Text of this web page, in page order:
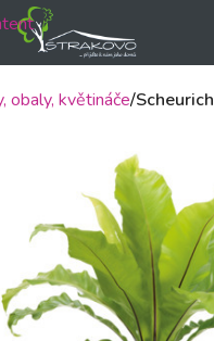
obaly, květináče Scheurich